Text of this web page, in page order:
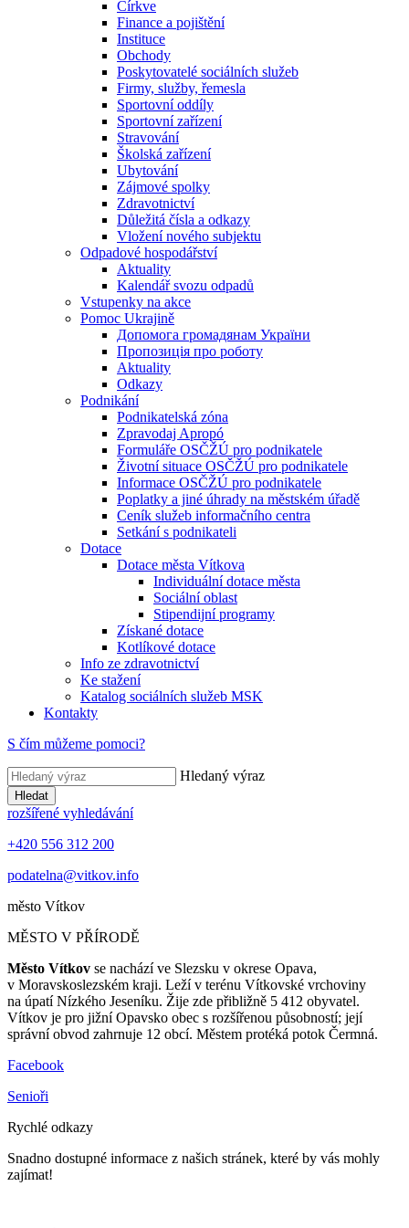
Církve
Finance a pojištění
Instituce
Obchody
Poskytovatelé sociálních služeb
Firmy, služby, řemesla
Sportovní oddíly
Sportovní zařízení
Stravování
Školská zařízení
Ubytování
Zájmové spolky
Zdravotnictví
Důležitá čísla a odkazy
Vložení nového subjektu
Odpadové hospodářství
Aktuality
Kalendář svozu odpadů
Vstupenky na akce
Pomoc Ukrajině
Допомога громадянам України
Пропозиція про роботу
Aktuality
Odkazy
Podnikání
Podnikatelská zóna
Zpravodaj Apropó
Formuláře OSČŽÚ pro podnikatele
Životní situace OSČŽÚ pro podnikatele
Informace OSČŽÚ pro podnikatele
Poplatky a jiné úhrady na městském úřadě
Ceník služeb informačního centra
Setkání s podnikateli
Dotace
Dotace města Vítkova
Individuální dotace města
Sociální oblast
Stipendijní programy
Získané dotace
Kotlíkové dotace
Info ze zdravotnictví
Ke stažení
Katalog sociálních služeb MSK
Kontakty
S čím můžeme pomoci?
Hledaný výraz
Hledat
rozšířené vyhledávání
+420 556 312 200
podatelna@vitkov.info
město Vítkov
MĚSTO V PŘÍRODĚ
Město Vítkov se nachází ve Slezsku v okrese Opava,
v Moravskoslezském kraji. Leží v terénu Vítkovské vrchoviny
na úpatí Nízkého Jeseníku. Žije zde přibližně 5 412 obyvatel.
Vítkov je pro jižní Opavsko obec s rozšířenou působností; její
správní obvod zahrnuje 12 obcí. Městem protéká potok Čermná.
Facebook
Senioři
Rychlé odkazy
Snadno dostupné informace z našich stránek, které by vás mohly
zajímat!